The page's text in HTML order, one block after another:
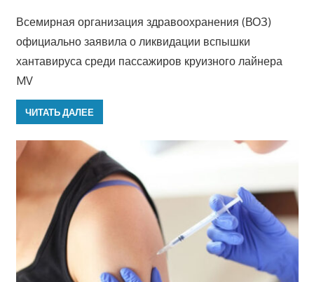
Всемирная организация здравоохранения (ВОЗ)
официально заявила о ликвидации вспышки
хантавируса среди пассажиров круизного лайнера
MV
ЧИТАТЬ ДАЛЕЕ